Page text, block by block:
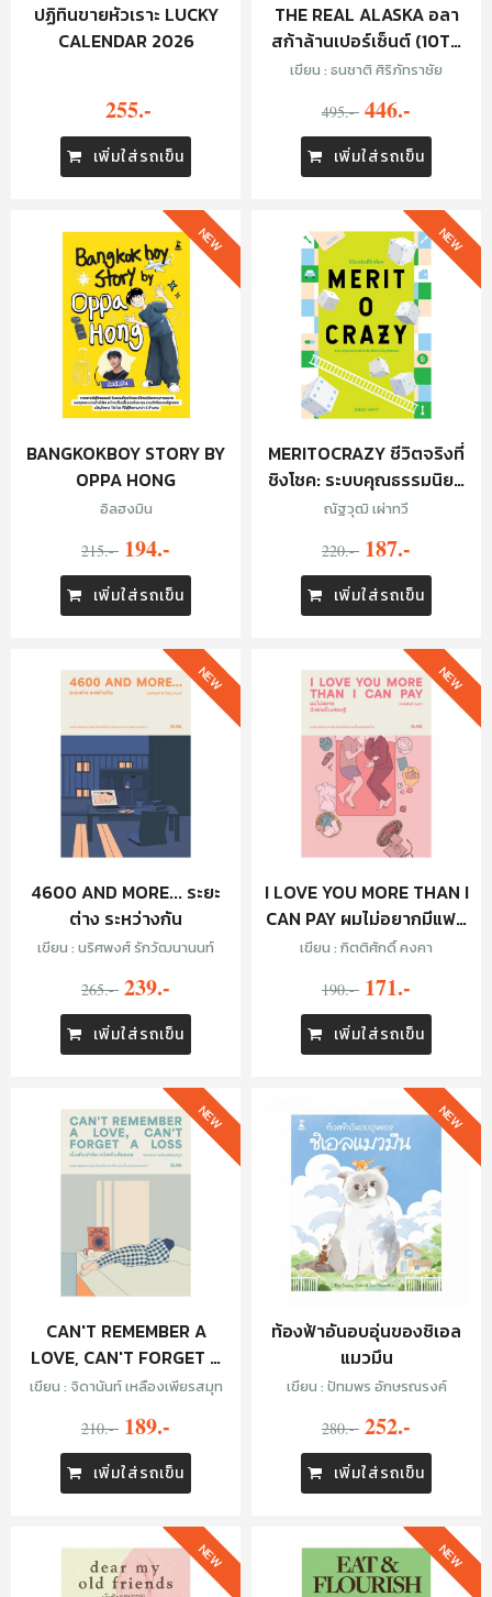
ปฏิทินขายหัวเราะ LUCKY
CALENDAR 2026
255.-
เพิ่มใส่รถเข็น
THE REAL ALASKA อลา
สก้าล้านเปอร์เซ็นต์ (10TH
ANNIVERSARY EDITION)
เขียน : ธนชาติ ศิริภัทราชัย
495.- 446.-
เพิ่มใส่รถเข็น
BANGKOKBOY STORY BY
OPPA HONG
อิลฮงมิน
215.- 194.-
เพิ่มใส่รถเข็น
NEW
MERITOCRAZY ชีวิตจริงที่
ชิงโชค: ระบบคุณธรรมนิยม
ในสังคมไม่ยุติธรรม
ณัฐวุฒิ เผ่าทวี
220.- 187.-
เพิ่มใส่รถเข็น
NEW
4600 AND MORE... ระยะ
ต่าง ระหว่างกัน
เขียน : นริศพงศ์ รักวัฒนานนท์
265.- 239.-
เพิ่มใส่รถเข็น
NEW
I LOVE YOU MORE THAN I
CAN PAY ผมไม่อยากมีแฟน
เป็นเศรษฐี
เขียน : กิตติศักดิ์ คงคา
190.- 171.-
เพิ่มใส่รถเข็น
NEW
CAN'T REMEMBER A
LOVE, CAN'T FORGET A
LOSS เจ็บเกินจำรัก หนักเกิน
เขียน : จิดานันท์ เหลืองเพียรสมุท
210.- 189.-
เพิ่มใส่รถเข็น
NEW
ท้องฟ้าอันอบอุ่นของชิเอล
แมวมึน
เขียน : ปัทมพร อักษรณรงค์
280.- 252.-
เพิ่มใส่รถเข็น
NEW
NEW NEW